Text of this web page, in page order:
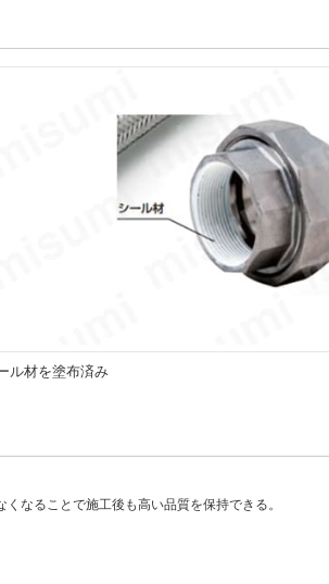
ル材を塗布済み
なることで施工後も高い品質を保持できる。